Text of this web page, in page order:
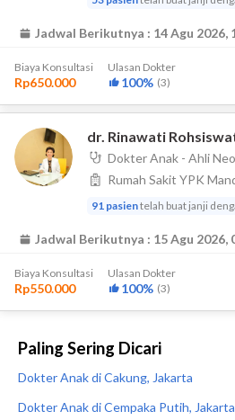
Paling Sering Dicari
Dokter Anak di Cakung, Jakarta
Dokter Anak di Cempaka Putih, Jakarta